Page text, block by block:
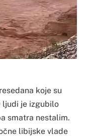
koje su
ljudi je izgubilo
smatra nestalim.
libijske vlade